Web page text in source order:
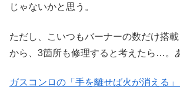
じゃないかと思う。
ただし、こいつもバーナーの数だけ搭
から、3箇所も修理すると考えたら…。
ガスコンロの「手を離せば火が消える